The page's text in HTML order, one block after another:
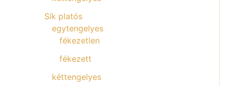
Sík platós
egytengelyes
fékezetlen
fékezett
kéttengelyes